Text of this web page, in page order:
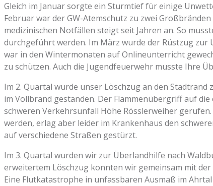
Gleich im Januar sorgte ein Sturmtief für einige
Februar war der GW-Atemschutz zu zwei
medizinischen Notfällen steigt seit Jahren an. So
durchgeführt werden. Im März wurde der Rüstzug
war in den Wintermonaten auf Onlineunterricht
zu schützen. Auch die Jugendfeuerwehr musste Ihre
Im 2. Quartal wurde unser Löschzug an den
im Vollbrand gestanden. Der Flammenübergriff auf
schweren Verkehrsunfall Höhe Rösslerweiher
werden, erlag aber leider im Krankenhaus den
auf verschiedene Straßen gestürzt.
Im 3. Quartal wurden wir zur Überlandhilfe nach
erweitertem Löschzug konnten wir gemeinsam mit
Eine Flutkatastrophe in unfassbaren Ausmaß im